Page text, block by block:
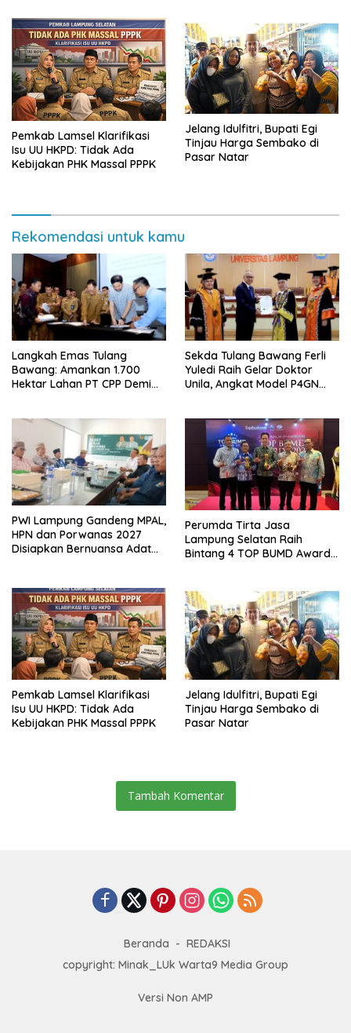
Pemkab Lamsel Klarifikasi
Isu UU HKPD: Tidak Ada
Kebijakan PHK Massal PPPK
Jelang Idulfitri, Bupati Egi
Tinjau Harga Sembako di
Pasar Natar
Rekomendasi untuk kamu
Langkah Emas Tulang
Bawang: Amankan 1.700
Hektar Lahan PT CPP Demi
Sekda Tulang Bawang Ferli
Yuledi Raih Gelar Doktor
Unila, Angkat Model P4GN
PWI Lampung Gandeng MPAL,
HPN dan Porwanas 2027
Disiapkan Bernuansa Adat
Perumda Tirta Jasa
Lampung Selatan Raih
Bintang 4 TOP BUMD Awards
Pemkab Lamsel Klarifikasi
Isu UU HKPD: Tidak Ada
Kebijakan PHK Massal PPPK
Jelang Idulfitri, Bupati Egi
Tinjau Harga Sembako di
Pasar Natar
Tambah Komentar
Beranda
REDAKSI
copyright: Minak_LUk Warta9 Media Group
Versi Non AMP